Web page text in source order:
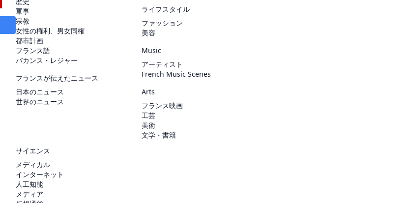
軍事
宗教
女性の権利、男女同権
都市計画
フランス語
バカンス・レジャー
フランスが伝えたニュース
日本のニュース
世界のニュース
ライフスタイル
ファッション
美容
Music
アーティスト
French Music Scenes
Arts
フランス映画
工芸
美術
文学・書籍
サイエンス
メディカル
インターネット
人工知能
メディア